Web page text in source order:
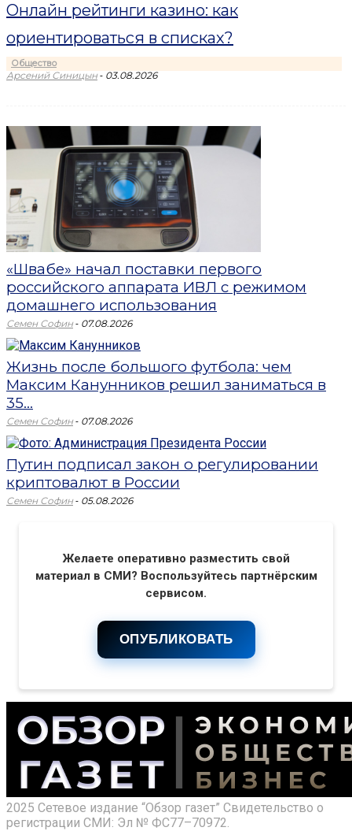
Онлайн рейтинги казино: как
ориентироваться в списках?
Общество
Арсений Синицын - 03.08.2026
«Швабе» начал поставки первого
российского аппарата ИВЛ с режимом
домашнего использования
Семен Софин - 07.08.2026
Жизнь после большого футбола: чем
Максим Канунников решил заниматься в
35...
Семен Софин - 07.08.2026
Путин подписал закон о регулировании
криптовалют в России
Семен Софин - 05.08.2026
Желаете оперативно разместить свой
материал в СМИ? Воспользуйтесь партнёрским
сервисом.
ОПУБЛИКОВАТЬ
2025 Сетевое издание “Обзор газет” Свидетельство о
регистрации СМИ: Эл № ФС77–70972.